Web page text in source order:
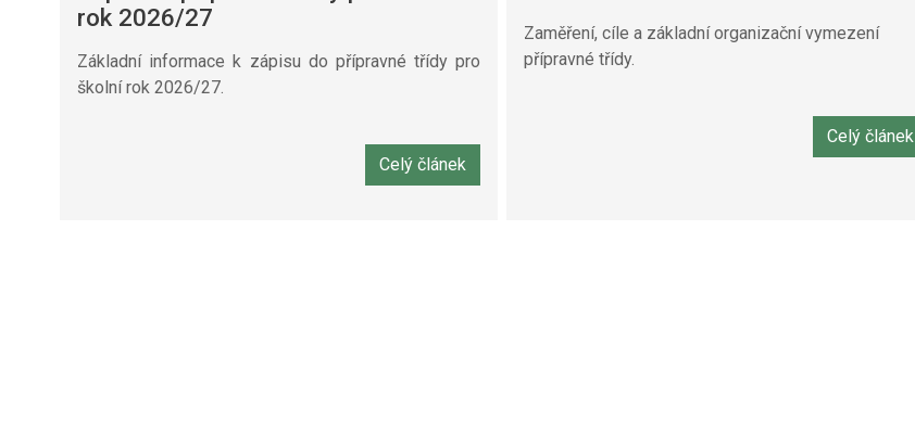
rok 2026/27
Základní informace k zápisu do přípravné třídy pro
školní rok 2026/27.
Celý článek
Zaměření, cíle a základní organizační vymezení
přípravné třídy.
Celý článek